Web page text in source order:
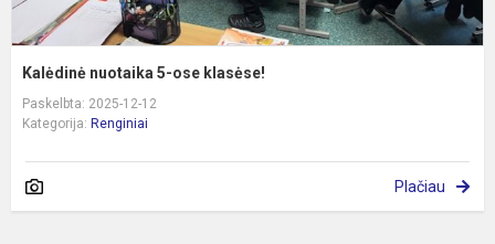
Kalėdinė nuotaika 5-ose klasėse!
Paskelbta: 2025-12-12
Kategorija: Renginiai
Plačiau